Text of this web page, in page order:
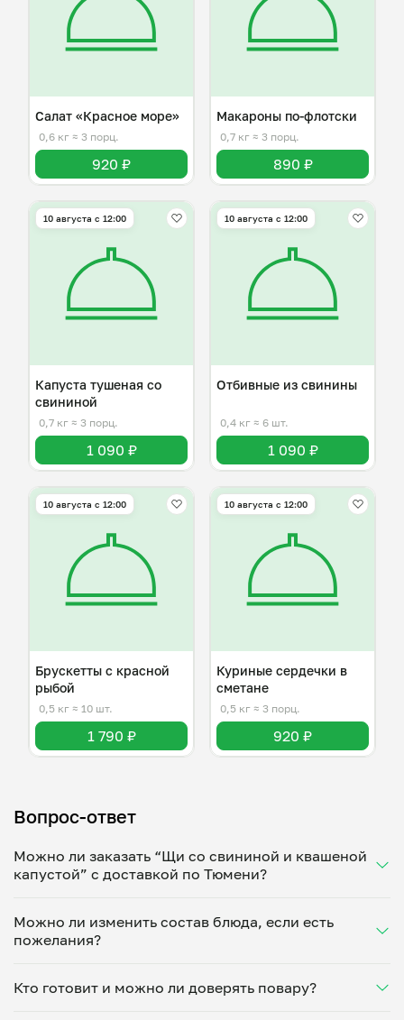
Салат «Красное море»
0,6 кг ≈ 3 порц.
920 ₽
Макароны по-флотски
0,7 кг ≈ 3 порц.
890 ₽
10 августа с 12:00
Капуста тушеная со
свининой
0,7 кг ≈ 3 порц.
1 090 ₽
10 августа с 12:00
Отбивные из свинины
0,4 кг ≈ 6 шт.
1 090 ₽
10 августа с 12:00
Брускетты с красной
рыбой
0,5 кг ≈ 10 шт.
1 790 ₽
10 августа с 12:00
Куриные сердечки в
сметане
0,5 кг ≈ 3 порц.
920 ₽
Вопрос-ответ
Можно ли заказать “Щи со свининой и квашеной
капустой” с доставкой по Тюмени?
Укажите удобное время — и получите свежее
домашнее блюдо в большой порции прямо с плиты.
минут. Статус заказа отслеживайте в личном
кабинете, а с поваром можно связаться напрямую в
Можно ли изменить состав блюда, если есть
пожелания?
ваши предпочтения: уберет специи, снизит
Кто готовит и можно ли доверять повару?